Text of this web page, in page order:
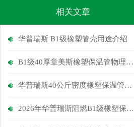
相关文章
华普瑞斯 B1级橡塑管壳用途介绍
B1级40厚章美斯橡塑保温管物理性能介绍
华普瑞斯40公斤密度橡塑保温管优点
2026年华普瑞斯阻燃B1级橡塑保温管介绍